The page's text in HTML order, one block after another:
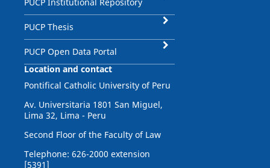
PUCP Thesis
PUCP Open Data Portal
Location and contact
Pontifical Catholic University of Peru
Av. Universitaria 1801 San Miguel,
Lima 32, Lima - Peru
Second Floor of the Faculty of Law
Telephone: 626-2000 extension
[5391]